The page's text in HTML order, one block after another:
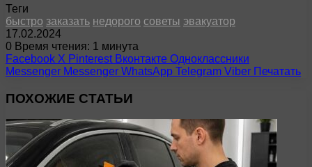
Теги
быстро заказать недорого советы эвакуатор
17.02.2024
0 Время чтения: 1 минута
Facebook X Pinterest Вконтакте Одноклассники
Messenger Messenger WhatsApp Telegram Viber Печатать
ПОХОЖИЕ СТАТЬИ